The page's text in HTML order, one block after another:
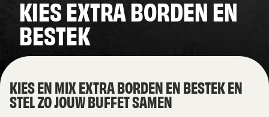
KIES EXTRA BORDEN EN
BESTEK
KIES EN MIX EXTRA BORDEN EN BESTEK EN
STEL ZO JOUW BUFFET SAMEN